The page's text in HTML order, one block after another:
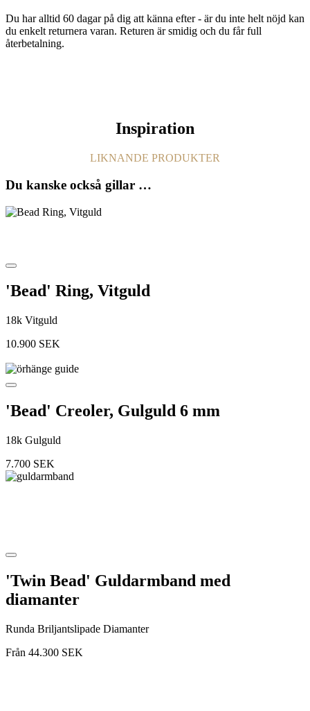
Du har alltid 60 dagar på dig att känna efter - är du inte helt nöjd kan
du enkelt returnera varan. Returen är smidig och du får full
återbetalning.
Inspiration
LIKNANDE PRODUKTER
Du kanske också gillar …
'Bead' Ring, Vitguld
18k Vitguld
10.900 SEK
'Bead' Creoler, Gulguld 6 mm
18k Gulguld
7.700 SEK
'Twin Bead' Guldarmband med
diamanter
Runda Briljantslipade Diamanter
Från 44.300 SEK